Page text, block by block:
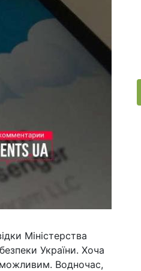
Міністерства
України. Хоча
Водночас,